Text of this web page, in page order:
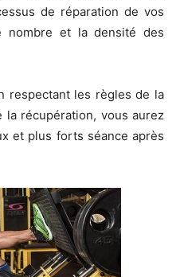
de réparation de vos
nombre et la densité des
respectant les règles de la
récupération, vous aurez
et plus forts séance après